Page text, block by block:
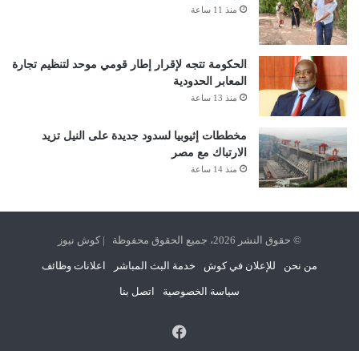
منذ 11 ساعة
الحكومة تتجه لإقرار إطار قومي موحد لتنظيم تجارة
المعابر الحدودية
منذ 13 ساعة
مخططات إثيوبيا لسدود جديدة على النيل تزيد
الارتباك مع مصر
منذ 14 ساعة
© حقوق النشر 2026، جميع الحقوق محفوظة | كوش نيوز
من نحن للإعلان في كوش خدمة البث المباشر اعلانات وظائف
سياسة الخصوصية اتصل بنا